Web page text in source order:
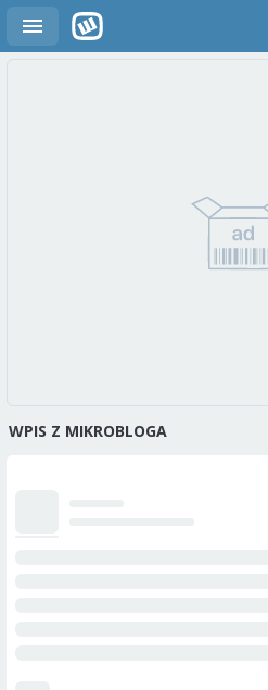
WPIS Z MIKROBLOGA